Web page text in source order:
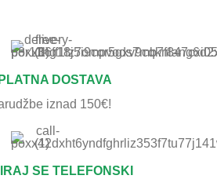
DOSTAVA
iznad 150€!
SE TELEFONSKI